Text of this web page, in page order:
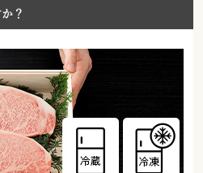
？